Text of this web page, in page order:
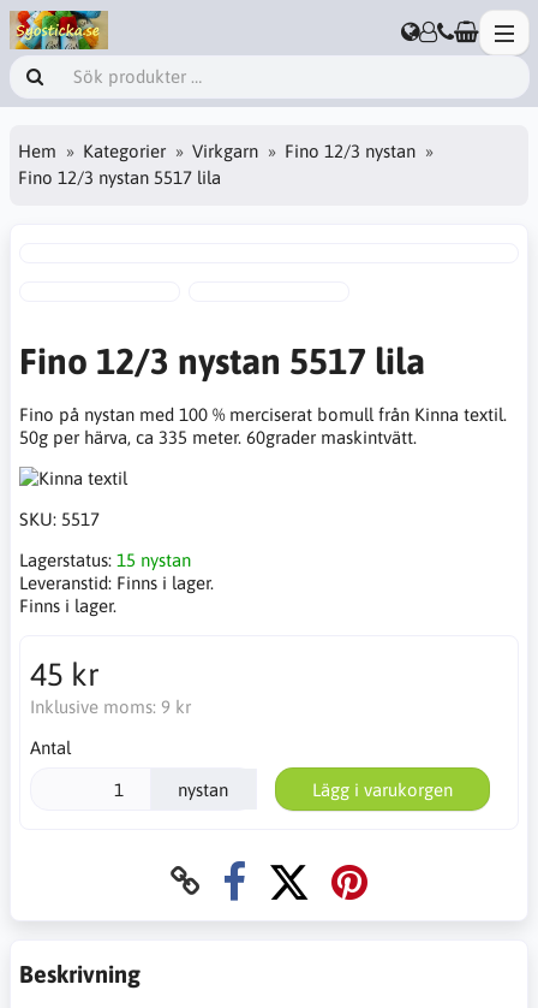
Hem Kategorier Virkgarn
Fino 12/3 nystan
Fino 12/3 nystan 5517 lila
Fino 12/3 nystan 5517 lila
Fino på nystan med 100 % merciserat bomull från Kinna textil.
50g per härva, ca 335 meter. 60grader maskintvätt.
SKU: 5517
Lagerstatus: 15 nystan
Leveranstid: Finns i lager.
Finns i lager.
45 kr
Inklusive moms: 9 kr
Antal
nystan Lägg i varukorgen
Beskrivning